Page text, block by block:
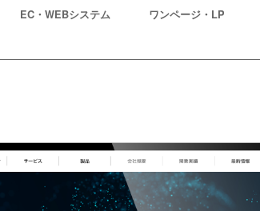
EC・WEBシステム ワンページ・LP